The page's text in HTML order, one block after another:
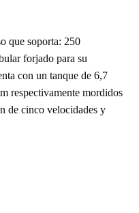
que soporta: 250
forjado para su
con un tanque de 6,7
respectivamente mordidos
de cinco velocidades y